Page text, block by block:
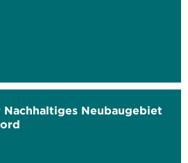
Nachhaltiges Neubaugebiet